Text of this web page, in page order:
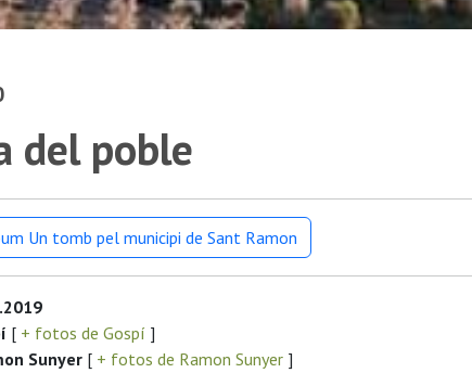
del poble
Un tomb pel municipi de Sant Ramon
[ + fotos de Gospí ]
Sunyer [ + fotos de Ramon Sunyer ]